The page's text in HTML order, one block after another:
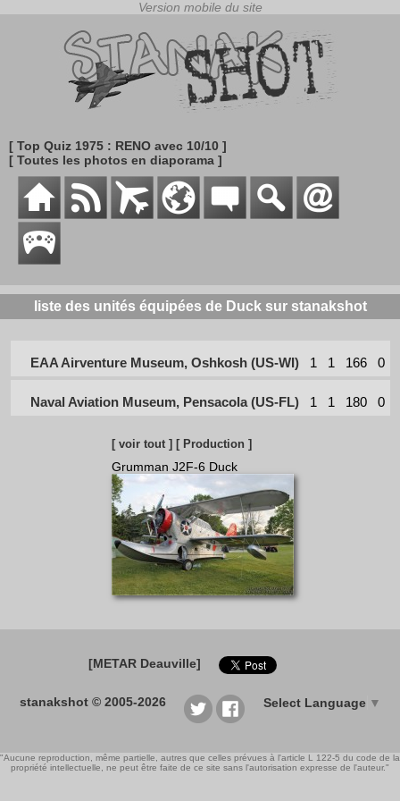
[ Top Quiz 1975 : RENO avec 10/10 ]
[ Toutes les photos en diaporama ]
liste des unités équipées de Duck sur stanakshot
EAA Airventure Museum, Oshkosh (US-WI) 1 1 166 0
Naval Aviation Museum, Pensacola (US-FL) 1 1 180 0
[ voir tout ] [ Production ]
Grumman J2F-6 Duck
[METAR Deauville]
stanakshot © 2005-2026 Select Language ▼
"Aucune reproduction, même partielle, autres que celles prévues à l'article L 122-5 du code de la
propriété intellectuelle, ne peut être faite de ce site sans l'autorisation expresse de l'auteur."